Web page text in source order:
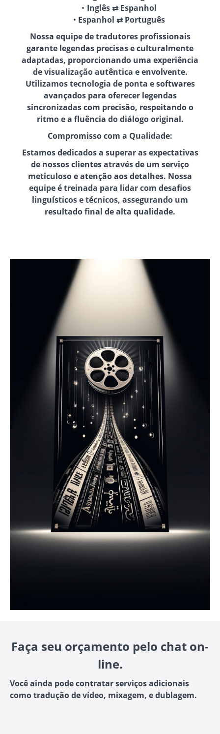
Inglês ⇄ Espanhol
Espanhol ⇄ Português
Nossa equipe de tradutores profissionais
garante legendas precisas e culturalmente
adaptadas, proporcionando uma experiência
de visualização autêntica e envolvente.
Utilizamos tecnologia de ponta e softwares
avançados para oferecer legendas
sincronizadas com precisão, respeitando o
ritmo e a fluência do diálogo original.
Compromisso com a Qualidade:
Estamos dedicados a superar as expectativas
de nossos clientes através de um serviço
meticuloso e atenção aos detalhes. Nossa
equipe é treinada para lidar com desafios
linguísticos e técnicos, assegurando um
resultado final de alta qualidade.
Faça seu orçamento pelo chat on-
line.
Você ainda pode contratar serviços adicionais
como tradução de vídeo, mixagem, e dublagem.